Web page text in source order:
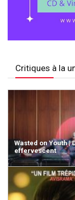
Critiques à la
Wasted on Youth |
effervescent